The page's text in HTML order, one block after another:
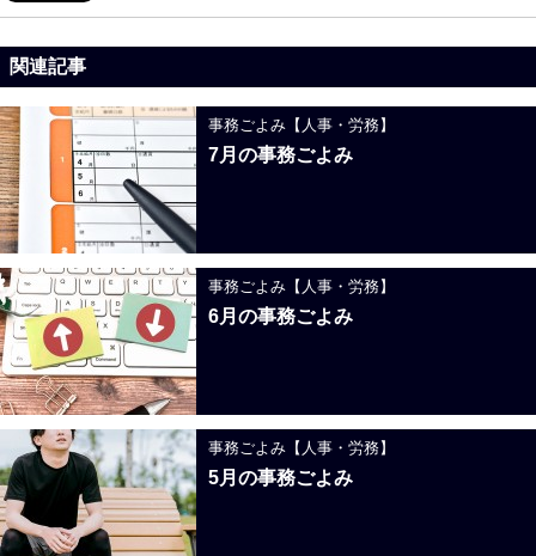
関連記事
事務ごよみ【人事・労務】
7月の事務ごよみ
事務ごよみ【人事・労務】
6月の事務ごよみ
事務ごよみ【人事・労務】
5月の事務ごよみ